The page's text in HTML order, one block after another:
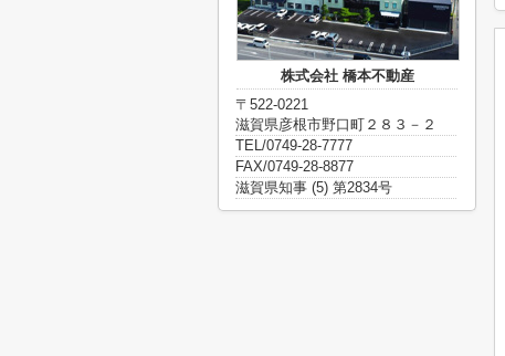
株式会社 橋本不動産
〒522-0221
滋賀県彦根市野口町２８３－２
TEL/0749-28-7777
FAX/0749-28-8877
滋賀県知事 (5) 第2834号